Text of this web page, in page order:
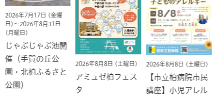
2026年7月17日 (金曜
日)～2026年8月31日
(月曜日)
じゃぶじゃぶ池開
催（手賀の丘公
園・北柏ふるさと
公園）
2026年8月8日 (土曜日)
アミュゼ柏フェス
タ
2026年8月8日 (土曜日)
【市立柏病院市民
講座】小児アレル